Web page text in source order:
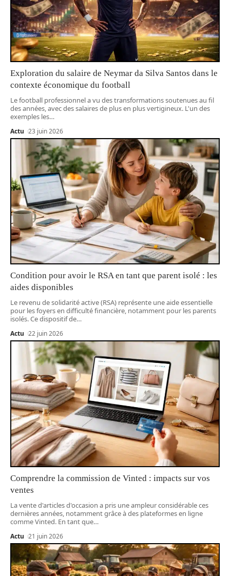
Exploration du salaire de Neymar da Silva Santos dans le
contexte économique du football
Le football professionnel a vu des transformations soutenues au fil
des années, avec des salaires de plus en plus vertigineux. L'un des
exemples les…
Actu 23 juin 2026
Condition pour avoir le RSA en tant que parent isolé : les
aides disponibles
Le revenu de solidarité active (RSA) représente une aide essentielle
pour les foyers en difficulté financière, notamment pour les parents
isolés. Ce dispositif de…
Actu 22 juin 2026
Comprendre la commission de Vinted : impacts sur vos
ventes
La vente d'articles d'occasion a pris une ampleur considérable ces
dernières années, notamment grâce à des plateformes en ligne
comme Vinted. En tant que…
Actu 21 juin 2026